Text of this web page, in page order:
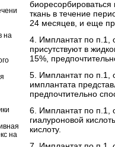
на
на
ткань в течение
24 месяцев, и еще
4. Имплантат по п.1,
присутствуют в
15%,
5. Имплантат по п.1,
имплантата
предпочтительно
6. Имплантат по п.1,
гиалуроновой
кислоту.